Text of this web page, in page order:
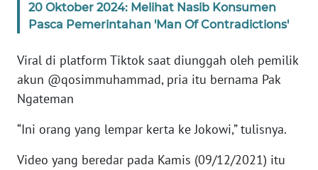
20 Oktober 2024: Melihat Nasib Konsumen
Pasca Pemerintahan 'Man Of Contradictions'
Viral di platform Tiktok saat diunggah oleh pemilik
akun @qosimmuhammad, pria itu bernama Pak
Ngateman
“Ini orang yang lempar kerta ke Jokowi,” tulisnya.
Video yang beredar pada Kamis (09/12/2021) itu
KEPRI
PAPUA
WN
BARAT